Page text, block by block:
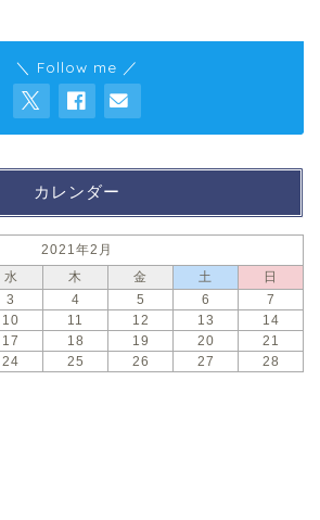
＼ Follow me ／
カレンダー
2021年2月
水 木 金 土
日
3 4 5 6
7
10 11 12 13
14
17 18 19 20
21
24 25 26 27 28